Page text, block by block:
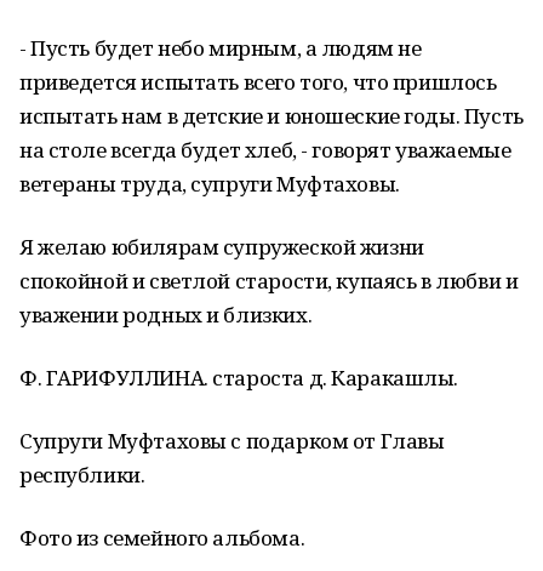
- Пусть будет небо мирным, а людям не
приведется испытать всего того, что пришлось
испытать нам в детские и юношеские годы. Пусть
на столе всегда будет хлеб, - говорят уважаемые
ветераны труда, супруги Муфтаховы.
Я желаю юбилярам супружеской жизни
спокойной и светлой старости, купаясь в любви и
уважении родных и близких.
Ф. ГАРИФУЛЛИНА. староста д. Каракашлы.
Супруги Муфтаховы с подарком от Главы
республики.
Фото из семейного альбома.